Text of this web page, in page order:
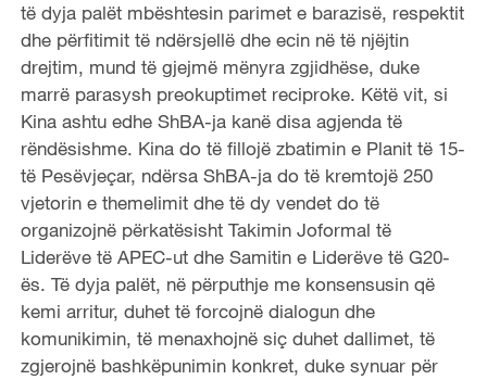
të dyja palët mbështesin parimet e barazisë, respektit
dhe përfitimit të ndërsjellë dhe ecin në të njëjtin
drejtim, mund të gjejmë mënyra zgjidhëse, duke
marrë parasysh preokuptimet reciproke. Këtë vit, si
Kina ashtu edhe ShBA-ja kanë disa agjenda të
rëndësishme. Kina do të fillojë zbatimin e Planit të 15-
të Pesëvjeçar, ndërsa ShBA-ja do të kremtojë 250
vjetorin e themelimit dhe të dy vendet do të
organizojnë përkatësisht Takimin Joformal të
Liderëve të APEC-ut dhe Samitin e Liderëve të G20-
ës. Të dyja palët, në përputhje me konsensusin që
kemi arritur, duhet të forcojnë dialogun dhe
komunikimin, të menaxhojnë siç duhet dallimet, të
zgjerojnë bashkëpunimin konkret, duke synuar për